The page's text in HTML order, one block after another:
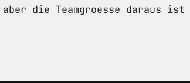
die Teamgroesse